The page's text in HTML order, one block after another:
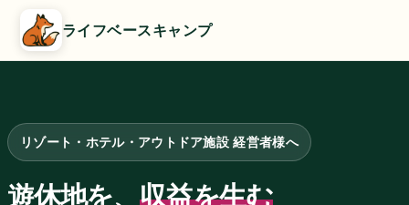
ライフベースキャンプ
リゾート・ホテル・アウトドア施設 経営者様へ
遊休地を、 収益を生む